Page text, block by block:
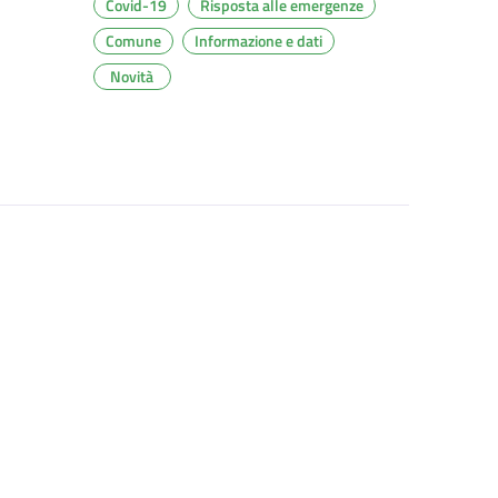
Covid-19
Risposta alle emergenze
Comune
Informazione e dati
Novità